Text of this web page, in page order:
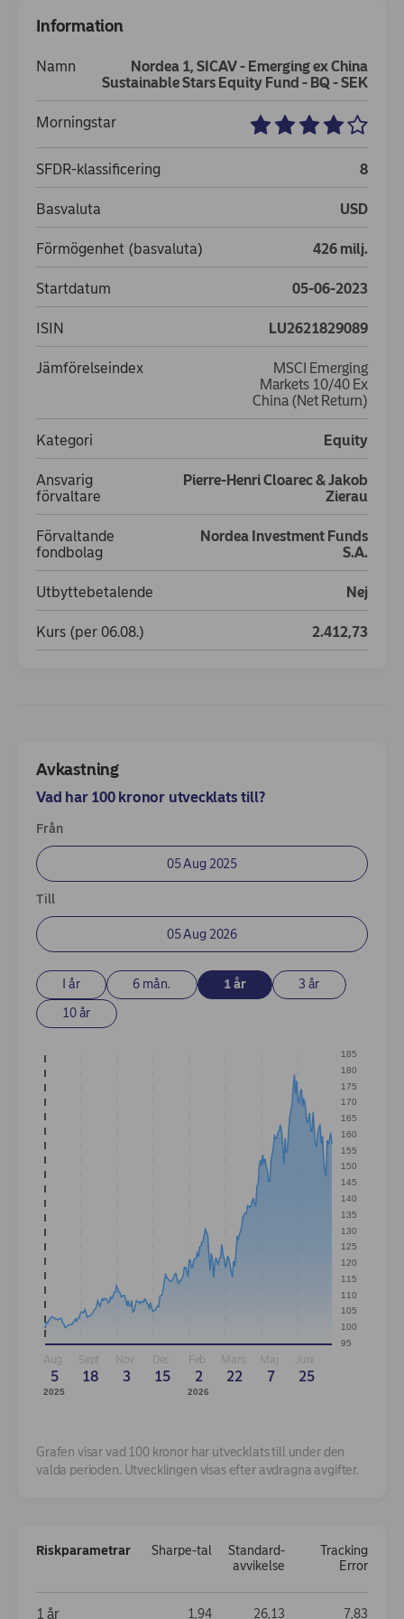
Information
Namn
Nordea 1, SICAV - Emerging ex China
Sustainable Stars Equity Fund - BQ - SEK
Morningstar
SFDR-klassificering 8
Basvaluta USD
Förmögenhet (basvaluta) 426 milj.
Startdatum 05-06-2023
ISIN LU2621829089
Jämförelseindex
MSCI Emerging
Markets 10/40 Ex
China (Net Return)
Kategori Equity
Ansvarig
förvaltare
Pierre-Henri Cloarec & Jakob
Zierau
Förvaltande
fondbolag
Nordea Investment Funds
S.A.
Utbyttebetalende Nej
Kurs (per 06.08.) 2.412,73
Avkastning
Avkastning
Vad har 100 kronor utvecklats till?
Enter Dates
Från
Till
I år 6 mån. 1 år
3 år
10 år
185
180
175
170
165
160
155
150
145
140
135
130
125
120
115
110
105
100
95
Aug
5
2025
Sept
18
Nov
3
Dec
15
Feb
2
2026
Mars
22
Maj
7
Juni
25
Grafen visar vad 100 kronor har utvecklats till under den
valda perioden. Utvecklingen visas efter avdragna avgifter.
Risk­parametrar Sharpe-tal
Standard­
avvikelse
Tracking
Error
1 år 1,94 26,13 7,83
Innehav